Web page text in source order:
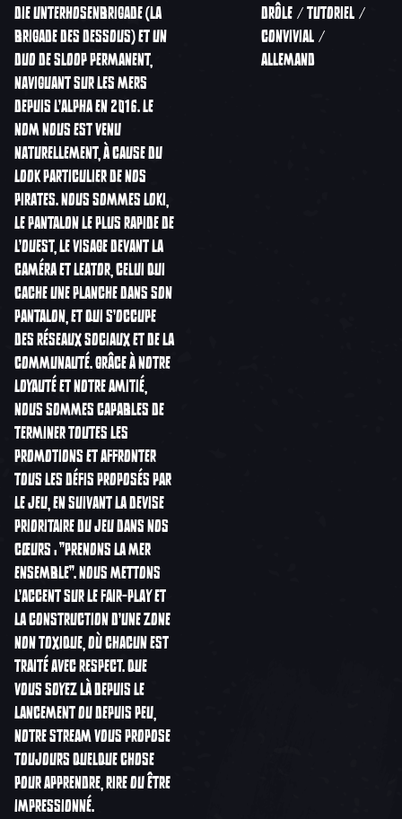
DIE UNTERHOSENBRIGADE (LA
BRIGADE DES DESSOUS) ET UN
DUO DE SLOOP PERMANENT,
NAVIGUANT SUR LES MERS
DEPUIS L'ALPHA EN 2016. LE
NOM NOUS EST VENU
NATURELLEMENT, À CAUSE DU
LOOK PARTICULIER DE NOS
PIRATES. NOUS SOMMES LOKI,
LE PANTALON LE PLUS RAPIDE DE
L'OUEST, LE VISAGE DEVANT LA
CAMÉRA ET LEATOR, CELUI QUI
CACHE UNE PLANCHE DANS SON
PANTALON, ET QUI S'OCCUPE
DES RÉSEAUX SOCIAUX ET DE LA
COMMUNAUTÉ. GRÂCE À NOTRE
LOYAUTÉ ET NOTRE AMITIÉ,
NOUS SOMMES CAPABLES DE
TERMINER TOUTES LES
PROMOTIONS ET AFFRONTER
TOUS LES DÉFIS PROPOSÉS PAR
LE JEU, EN SUIVANT LA DEVISE
PRIORITAIRE DU JEU DANS NOS
CŒURS : "PRENONS LA MER
ENSEMBLE". NOUS METTONS
L'ACCENT SUR LE FAIR-PLAY ET
LA CONSTRUCTION D'UNE ZONE
NON TOXIQUE, OÙ CHACUN EST
TRAITÉ AVEC RESPECT. QUE
VOUS SOYEZ LÀ DEPUIS LE
LANCEMENT OU DEPUIS PEU,
NOTRE STREAM VOUS PROPOSE
TOUJOURS QUELQUE CHOSE
POUR APPRENDRE, RIRE OU ÊTRE
IMPRESSIONNÉ.
DRÔLE
TUTORIEL
CONVIVIAL
ALLEMAND